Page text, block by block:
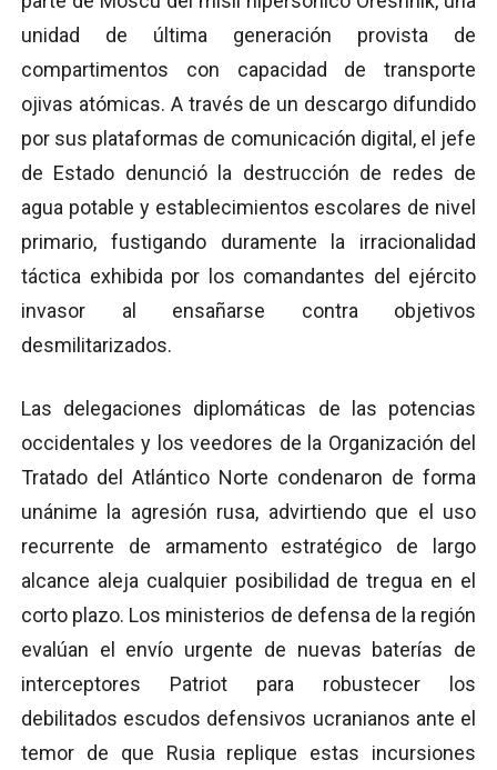
unidad de última generación provista de
compartimentos con capacidad de transporte
ojivas atómicas. A través de un descargo difundido
por sus plataformas de comunicación digital, el jefe
de Estado denunció la destrucción de redes de
agua potable y establecimientos escolares de nivel
primario, fustigando duramente la irracionalidad
táctica exhibida por los comandantes del ejército
invasor al ensañarse contra objetivos
desmilitarizados.
Las delegaciones diplomáticas de las potencias
occidentales y los veedores de la Organización del
Tratado del Atlántico Norte condenaron de forma
unánime la agresión rusa, advirtiendo que el uso
recurrente de armamento estratégico de largo
alcance aleja cualquier posibilidad de tregua en el
corto plazo. Los ministerios de defensa de la región
evalúan el envío urgente de nuevas baterías de
interceptores Patriot para robustecer los
debilitados escudos defensivos ucranianos ante el
temor de que Rusia replique estas incursiones